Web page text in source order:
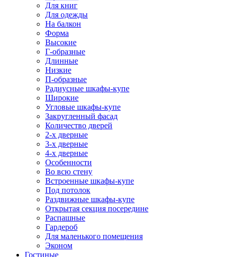
Для книг
Для одежды
На балкон
Форма
Высокие
Г-образные
Длинные
Низкие
П-образные
Радиусные шкафы-купе
Широкие
Угловые шкафы-купе
Закругленный фасад
Количество дверей
2-х дверные
3-х дверные
4-х дверные
Особенности
Во всю стену
Встроенные шкафы-купе
Под потолок
Раздвижные шкафы-купе
Открытая секция посередине
Распашные
Гардероб
Для маленького помещения
Эконом
Гостиные